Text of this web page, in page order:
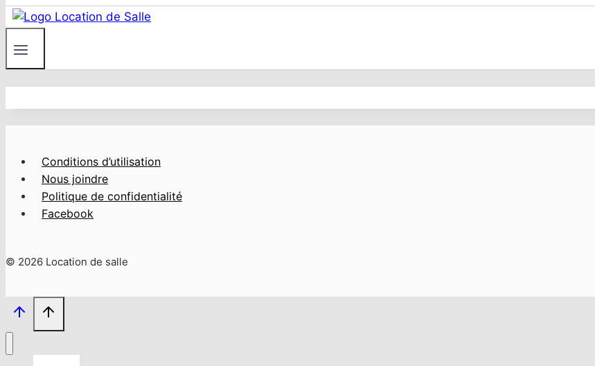
Conditions d’utilisation
Nous joindre
Politique de confidentialité
Facebook
© 2026 Location de salle